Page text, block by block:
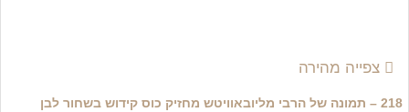
צפייה מהירה
218 – תמונה של הרבי מליובאוויטש מחזיק כוס קידוש בשחור לבן